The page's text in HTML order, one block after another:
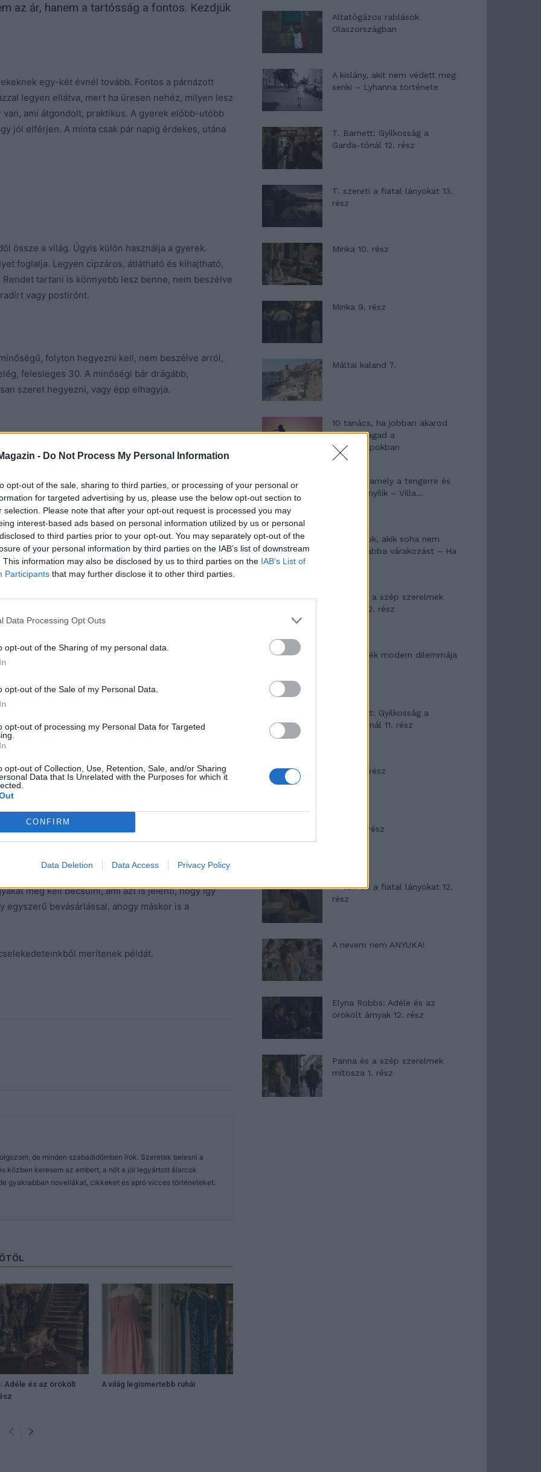
- Do Not Process My Personal Information
opt-out of the sale, sharing to third parties, or processing of your personal or
for targeted advertising by us, please use the below opt-out section to
selection. Please note that after your opt-out request is processed you may
interest-based ads based on personal information utilized by us or personal
to third parties prior to your opt-out. You may separately opt-out of the
of your personal information by third parties on the IAB’s list of downstream
This information may also be disclosed by us to third parties on the IAB’s List of
Participants that may further disclose it to other third parties.
Data Processing Opt Outs
opt-out of the Sharing of my personal data.
opt-out of the Sale of my Personal Data.
opt-out of processing my Personal Data for Targeted
opt-out of Collection, Use, Retention, Sale, and/or Sharing
Data that Is Unrelated with the Purposes for which it
CONFIRM
Data Deletion Data Access Privacy Policy
az ár, hanem a tartósság a fontos. Kezdjük
egy-két évnél tovább. Fontos a párnázott
legyen ellátva, mert ha üresen nehéz, milyen lesz
ami átgondolt, praktikus. A gyerek előbb-utóbb
jól elférjen. A minta csak pár napig érdekes, utána
össze a világ. Úgyis külön használja a gyerek.
foglalja. Legyen cipzáros, átlátható és kihajtható,
tartani is könnyebb lesz benne, nem beszélve
vagy postirónt.
folyton hegyezni kell, nem beszélve arról,
felesleges 30. A minőségi bár drágább,
szeret hegyezni, vagy épp elhagyja.
mint hinnénk. Ha belepakoljuk a füzeteket, ott
szuszakolja bele mind. Ha annyira fontosnak érzi
tasak.
borító átlátszó(így fogja felismerni az elsős) legyen,
utolsó dolog, hogy a gyerek ezekben úgy érzi,
is szóba jöhet, csak épp könnyen szakad.
nélkül, hogy ne ugorjon bármi a kosarunkba csak
mindent kidobni.
a bevásárlást, hanem hogy megtanítsuk
tervezett, olcsó divattáskákat.
egy év múlva kidobandóként kezelni, amikor a
mégis minőségi. Amit nem muszáj, ne vegyük
a gyerekek kérései ellenére is. Ezzel nemcsak
is adunk gyerekeinknek. A külső csillogás
meg kell becsülni, ami azt is jelenti, hogy így
bevásárlással, ahogy máskor is a
merítenek példát.
de minden szabadidőmben írok. Szeretek belesni a
közben keresem az embert, a nőt a jól legyártott álarcok
gyakrabban novellákat, cikkeket és apró vicces történeteket.
Adéle és az örökölt
A világ legismertebb ruhái
Altatógázos rablások
Olaszországban
A kislány, akit nem védett meg
senki – Lyhanna története
T. Barnett: Gyilkosság a
Garda-tónál 12. rész
T. szereti a fiatal lányokat 13.
rész
Minka 10. rész
Minka 9. rész
Máltai kaland 7.
10 tanács, ha jobban akarod
érezni magad a
hétköznapokban
Egy ház, amely a tengerre és
a fényre nyílik – Villa...
A családok, akik soha nem
hagyták abba várakozást – Ha
Panna és a szép szerelmek
mítosza 2. rész
Az ereklyék modern dilemmája
T. Barnett: Gyilkosság a
Garda-tónál 11. rész
Minka 8. rész
Minka 7. rész
T. szereti a fiatal lányokat 12.
rész
A nevem nem ANYUKA!
Elyna Robbs: Adéle és az
örökölt árnyak 12. rész
Panna és a szép szerelmek
mítosza 1. rész